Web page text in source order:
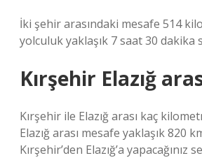
İki şehir arasındaki mesafe 514
yolculuk yaklaşık 7 saat 30 dakika
Kırşehir Elazığ
Kırşehir ile Elazığ arası kaç
Elazığ arası mesafe yaklaşık 820
Kırşehir’den Elazığ’a yapacağınız